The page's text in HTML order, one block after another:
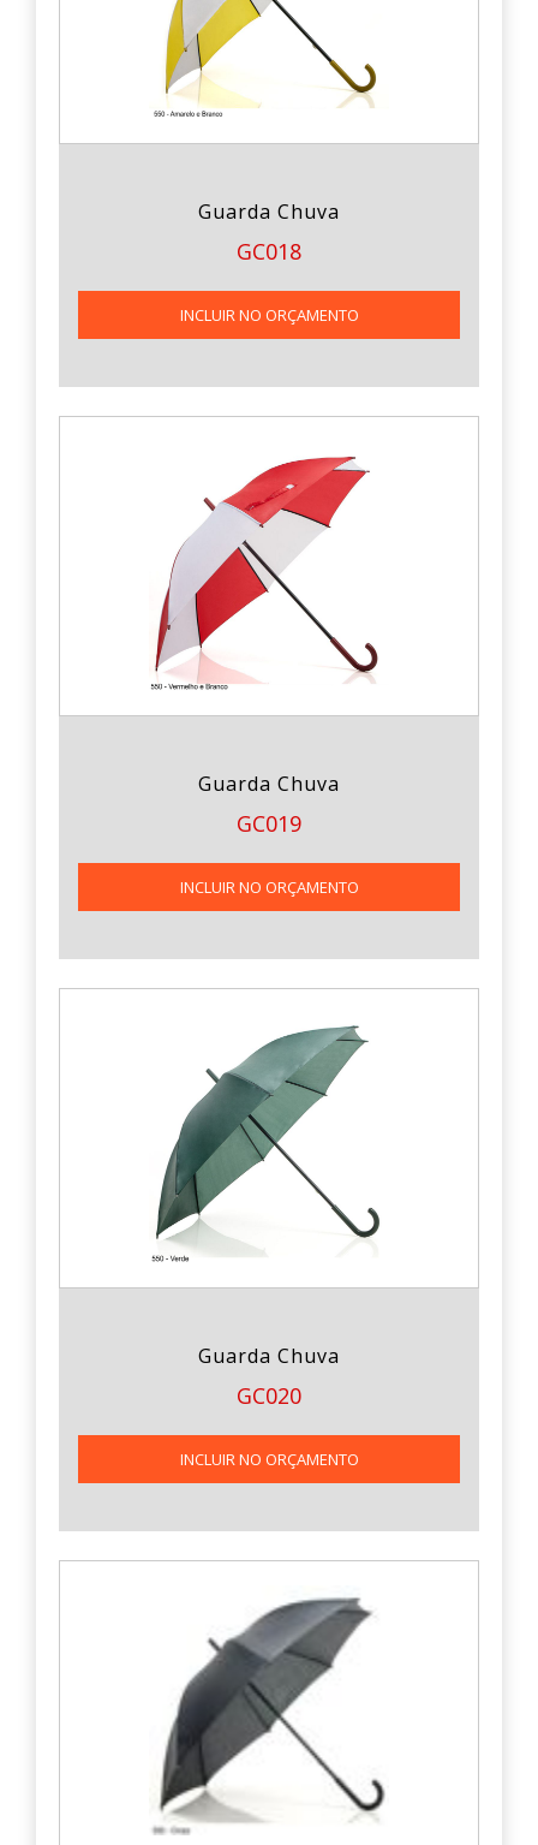
Guarda Chuva
GC018
INCLUIR NO ORÇAMENTO
Guarda Chuva
GC019
INCLUIR NO ORÇAMENTO
Guarda Chuva
GC020
INCLUIR NO ORÇAMENTO